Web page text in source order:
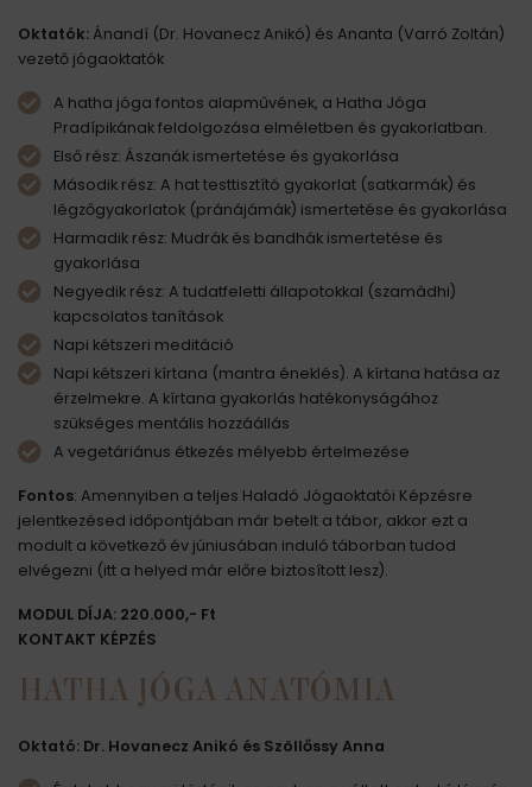
Oktatók: Ánandí (Dr. Hovanecz Anikó) és Ananta (Varró Zoltán)
vezető jógaoktatók
A hatha jóga fontos alapművének, a Hatha Jóga
Pradípikának feldolgozása elméletben és gyakorlatban.
Első rész: Ászanák ismertetése és gyakorlása
Második rész: A hat testtisztító gyakorlat (satkarmák) és
légzőgyakorlatok (pránájámák) ismertetése és gyakorlása
Harmadik rész: Mudrák és bandhák ismertetése és
gyakorlása
Negyedik rész: A tudatfeletti állapotokkal (szamádhi)
kapcsolatos tanítások
Napi kétszeri meditáció
Napi kétszeri kírtana (mantra éneklés). A kírtana hatása az
érzelmekre. A kírtana gyakorlás hatékonyságához
szükséges mentális hozzáállás
A vegetáriánus étkezés mélyebb értelmezése
Fontos: Amennyiben a teljes Haladó Jógaoktatói Képzésre
jelentkezésed időpontjában már betelt a tábor, akkor ezt a
modult a következő év júniusában induló táborban tudod
elvégezni (itt a helyed már előre biztosított lesz).
MODUL DÍJA: 220.000,- Ft
KONTAKT KÉPZÉS
HATHA JÓGA ANATÓMIA
Oktató: Dr. Hovanecz Anikó és Szöllőssy Anna